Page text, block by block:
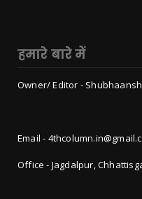
हमारे बारे में
Owner/ Editor -
Email -
Office - Jagdalpur,